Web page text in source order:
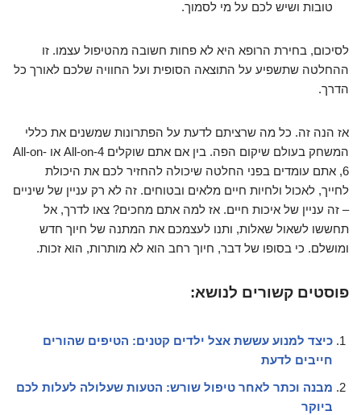
טובות ושיש לכם על מי לסמוך.
לסיכום, בחירת הרופא היא לא פחות חשובה מהטיפול עצמו. זו
ההחלטה שתשפיע על התוצאה הסופית ועל החוויה שלכם לאורך כל
הדרך.
אז הנה זה. כל מה שרציתם לדעת על הפתרונות שמשנים את כללי
המשחק בעולם שיקום הפה. בין אם אתם שוקלים All-on-4 או All-on-
6, אתם עומדים בפני החלטה שיכולה להחזיר לכם את היכולת
לחייך, לאכול ולחיות חיים מלאים ובטוחים. זה לא רק עניין של שיניים
– זה עניין של איכות חיים. אז למה אתם מחכים? צאו לדרך, אל
תחששו לשאול שאלות, ותנו לעצמכם את המתנה של חיוך חדש
ומושלם. כי בסופו של דבר, חיוך רחב הוא לא מותרות, הוא זכות.
פוסטים קשורים לנושא:
כיצד למנוע עששת אצל ילדים קטנים: הטיפים שהורים
חייבים לדעת
מבנה וכתר לאחר טיפול שורש: הטעות שעלולה לעלות לכם
ביוקר